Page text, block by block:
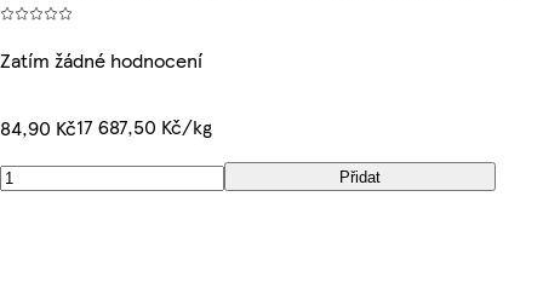
Zatím žádné hodnocení
84,90 Kč17 687,50 Kč/kg
Přidat